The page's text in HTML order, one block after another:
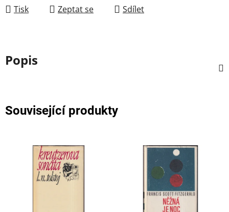
Tisk Zeptat se Sdílet
Popis
Související produkty